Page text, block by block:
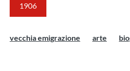
1906
vecchia emigrazione arte